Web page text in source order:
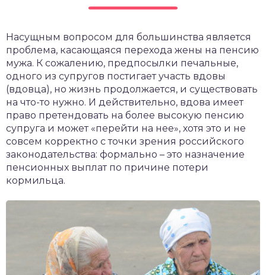
Насущным вопросом для большинства является
проблема, касающаяся перехода жены на пенсию
мужа. К сожалению, предпосылки печальные,
одного из супругов постигает участь вдовы
(вдовца), но жизнь продолжается, и существовать
на что-то нужно. И действительно, вдова имеет
право претендовать на более высокую пенсию
супруга и может «перейти на нее», хотя это и не
совсем корректно с точки зрения российского
законодательства: формально – это назначение
пенсионных выплат по причине потери
кормильца.
крыши и кровли
и уход